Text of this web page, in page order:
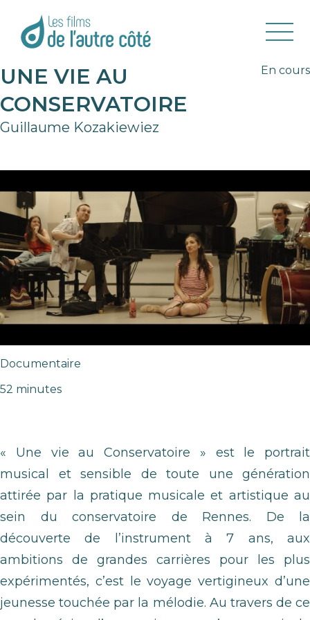
En cours
UNE VIE AU
CONSERVATOIRE
Guillaume Kozakiewiez
« Une vie au Conservatoire » est le portrait
musical et sensible de toute une génération
attirée par la pratique musicale et artistique au
sein du conservatoire de Rennes. De la
découverte de l’instrument à 7 ans, aux
ambitions de grandes carrières pour les plus
expérimentés, c’est le voyage vertigineux d’une
jeunesse touchée par la mélodie. Au travers de ce
Documentaire
52 minutes